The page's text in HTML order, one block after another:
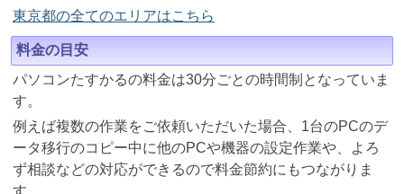
東京都の全てのエリアはこちら
料金の目安
パソコンたすかるの料金は30分ごとの時間制となっていま
す。
例えば複数の作業をご依頼いただいた場合、1台のPCのデ
ータ移行のコピー中に他のPCや機器の設定作業や、よろ
ず相談などの対応ができるので料金節約にもつながりま